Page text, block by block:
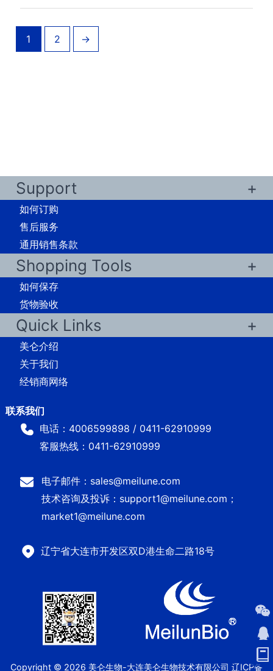
1 2 →
Support
如何订购
售后服务
通用销售条款
Shopping Tools
如何保存
货物验收
Quick Links
美仑介绍
关于我们
经销商网络
电话：4006599898 / 0411-62910999
客服热线：0411-62910999
电子邮件：sales@meilune.com
技术咨询及投诉：support1@meilune.com；
market1@meilune.com
辽宁省大连市开发区双D港生命二路18号
Copyright © 2026 美仑生物-大连美仑生物技术有限公司 辽ICP备